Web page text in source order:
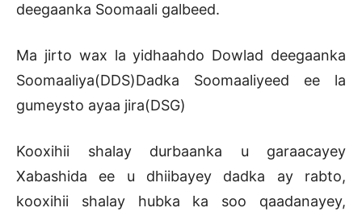
deegaanka Soomaali galbeed.
Ma jirto wax la yidhaahdo Dowlad deegaanka
Soomaaliya(DDS)Dadka Soomaaliyeed ee la
gumeysto ayaa jira(DSG)
Kooxihii shalay durbaanka u garaacayey
Xabashida ee u dhiibayey dadka ay rabto,
kooxihii shalay hubka ka soo qaadanayey,